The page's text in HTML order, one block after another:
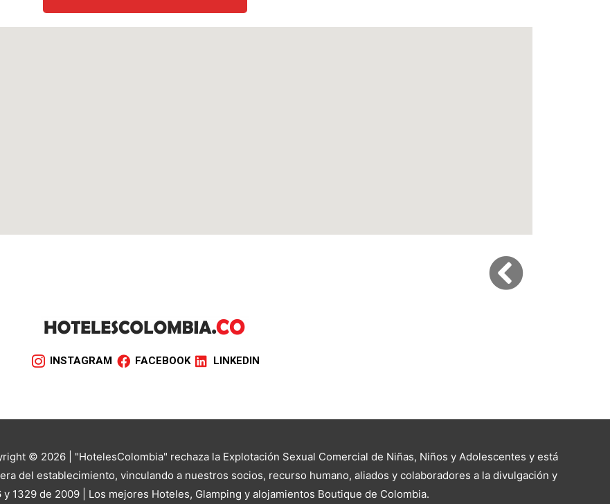
INSTAGRAM FACEBOOK LINKEDIN
© 2026 | "HotelesColombia" rechaza la Explotación Sexual Comercial de Niñas, Niños y Adolescentes y está
del establecimiento, vinculando a nuestros socios, recurso humano, aliados y colaboradores a la divulgación y
1329 de 2009 | Los mejores Hoteles, Glamping y alojamientos Boutique de Colombia.